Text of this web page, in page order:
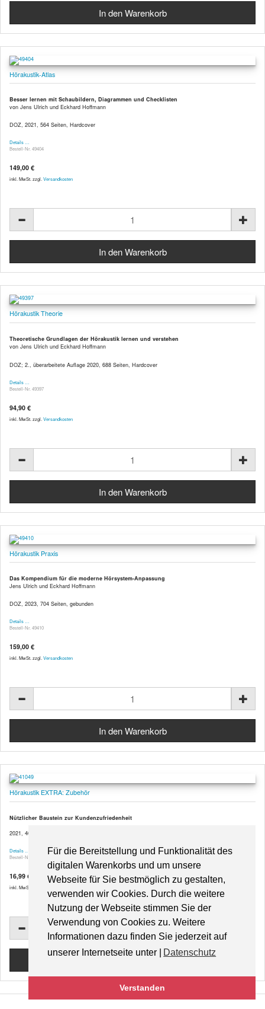
Für die Bereitstellung und Funktionalität des
digitalen Warenkorbs und um unsere
Webseite für Sie bestmöglich zu gestalten,
verwenden wir Cookies. Durch die weitere
Nutzung der Webseite stimmen Sie der
Verwendung von Cookies zu. Weitere
Informationen dazu finden Sie jederzeit auf
unserer Internetseite unter |
Datenschutz
Verstanden
Hörakustik-Atlas
Besser lernen mit Schaubildern, Diagrammen und Checklisten
von Jens Ulrich und Eckhard Hoffmann
DOZ, 2021, 564 Seiten, Hardcover
Details …
Bestell-Nr. 49404
149,00 €
inkl. MwSt. zzgl. Versandkosten
Hörakustik Theorie
Theoretische Grundlagen der Hörakustik lernen und verstehen
von Jens Ulrich und Eckhard Hoffmann
DOZ; 2., überarbeitete Auflage 2020, 688 Seiten, Hardcover
Details …
Bestell-Nr. 49397
94,90 €
inkl. MwSt. zzgl. Versandkosten
Hörakustik Praxis
Das Kompendium für die moderne Hörsystem-Anpassung
Jens Ulrich und Eckhard Hoffmann
DOZ, 2023, 704 Seiten, gebunden
Details …
Bestell-Nr. 49410
159,00 €
inkl. MwSt. zzgl. Versandkosten
Hörakustik EXTRA: Zubehör
Nützlicher Baustein zur Kundenzufriedenheit
2021, 40 Seiten, Klammerheftung, aus der Fachzeitschrift Hörakustik
Details …
Bestell-Nr. 41049
16,99 €
inkl. MwSt. zzgl.